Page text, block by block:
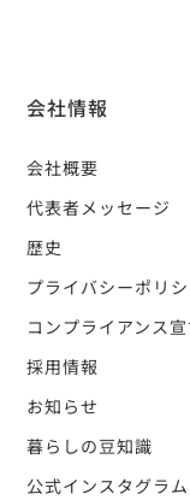
会社情報
会社概要
代表者メッセージ
歴史
プライバシーポリ
コンプライアンス
採用情報
お知らせ
暮らしの豆知識
公式インスタグラム